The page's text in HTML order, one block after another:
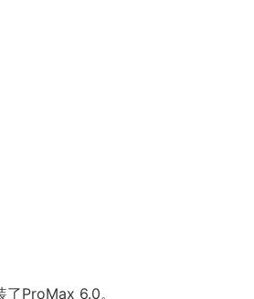
ProMax 6.0。